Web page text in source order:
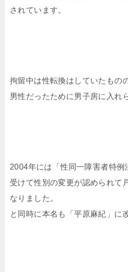
されています。
拘留中は性転換はしていたもの
男性だったために男子房に入れ
2004年には「性同一障害者特例
受けて性別の変更が認められて
なりました。
と同時に本名も「平原麻紀」に